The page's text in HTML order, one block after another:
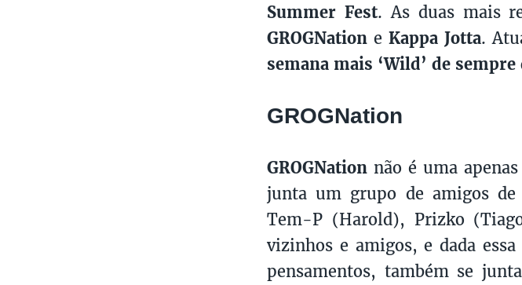
Summer Fest. As duas mais
GROGNation e Kappa Jotta.
semana mais ‘Wild’ de
GROGNation
GROGNation não é uma
junta um grupo de amigos
Tem-P (Harold), Prizko
vizinhos e amigos, e dada
pensamentos, também se